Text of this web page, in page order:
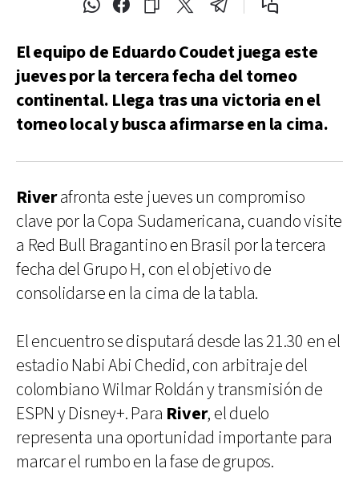
El equipo de Eduardo Coudet juega este
jueves por la tercera fecha del torneo
continental. Llega tras una victoria en el
torneo local y busca afirmarse en la cima.
Riverafronta este jueves un compromiso
clave por la Copa Sudamericana, cuando visite
a Red Bull Bragantino en Brasil por la tercera
fecha del Grupo H, con el objetivo de
consolidarse en la cima de la tabla.
El encuentro se disputará desde las 21.30 en el
estadio Nabi Abi Chedid, con arbitraje del
colombiano Wilmar Roldán y transmisión de
ESPN y Disney+. Para River, el duelo
representa una oportunidad importante para
marcar el rumbo en la fase de grupos.